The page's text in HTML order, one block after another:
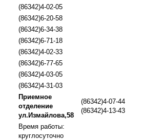
(86342)4-02-05
(86342)6-20-58
(86342)6-34-38
(86342)6-71-18
(86342)4-02-33
(86342)6-77-65
(86342)4-03-05
(86342)4-31-03
Приемное
отделение
ул.Измайлова,58
(86342)4-07-44
(86342)4-13-43
Время работы:
круглосуточно